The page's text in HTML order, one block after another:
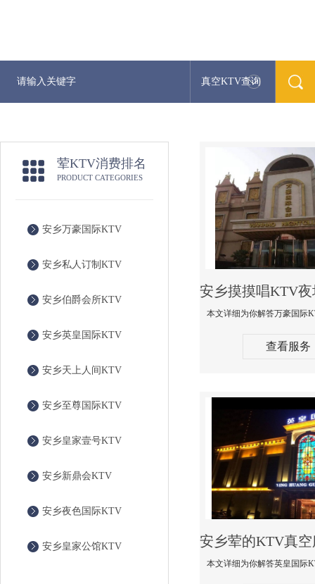
真空KTV查询
荤KTV消费排名
PRODUCT CATEGORIES
安乡万豪国际KTV
安乡私人订制KTV
安乡伯爵会所KTV
安乡英皇国际KTV
安乡天上人间KTV
安乡至尊国际KTV
安乡皇家壹号KTV
安乡新鼎会KTV
安乡夜色国际KTV
安乡皇家公馆KTV
查看服务